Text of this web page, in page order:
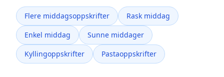
Flere middagsoppskrifter
Rask middag
Enkel middag
Sunne middager
Kyllingoppskrifter
Pastaoppskrifter